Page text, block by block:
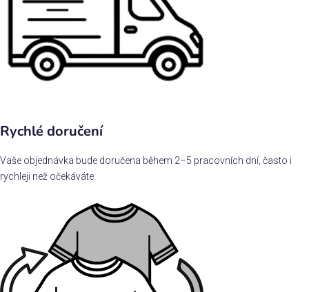
Rychlé doručení
Vaše objednávka bude doručena během 2–5 pracovních dní, často i
rychleji než očekáváte.